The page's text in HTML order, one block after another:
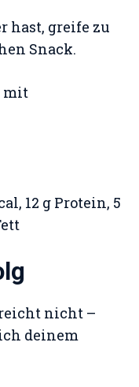
hast, greife zu
Snack.
mit
12 g Protein, 5
nicht –
deinem